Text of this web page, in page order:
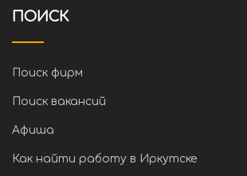
ПОИСК
Поиск фирм
Поиск вакансий
Афиша
Как найти работу в Иркутске